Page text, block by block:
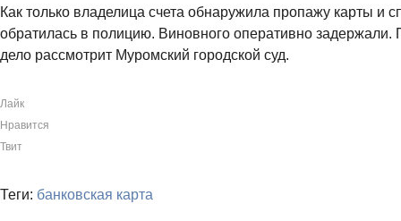
Как только владелица счета обнаружила пропажу карты и
обратилась в полицию. Виновного оперативно задержали.
дело рассмотрит Муромский городской суд.
Лайк
Нравится
Твит
Теги: банковская карта